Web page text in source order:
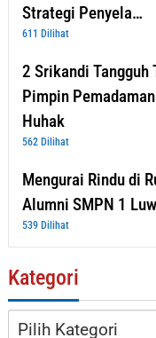
Strategi Penyela…
611 Dilihat
2 Srikandi Tangguh
Pimpin
Huhak
562 Dilihat
Mengurai Rindu di
Alumni SMPN 1
539 Dilihat
Kategori
Kategori